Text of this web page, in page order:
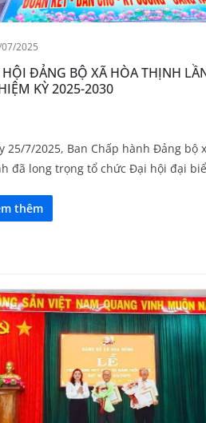
2025
ĐẢNG BỘ XÃ HÒA THỊNH
KỲ 2025-2030
25/7/2025, Ban Chấp hành Đảng bộ
đã long trọng tổ chức Đại hội đại
thêm